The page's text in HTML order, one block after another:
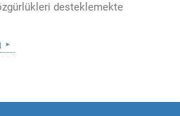
desteklemekte